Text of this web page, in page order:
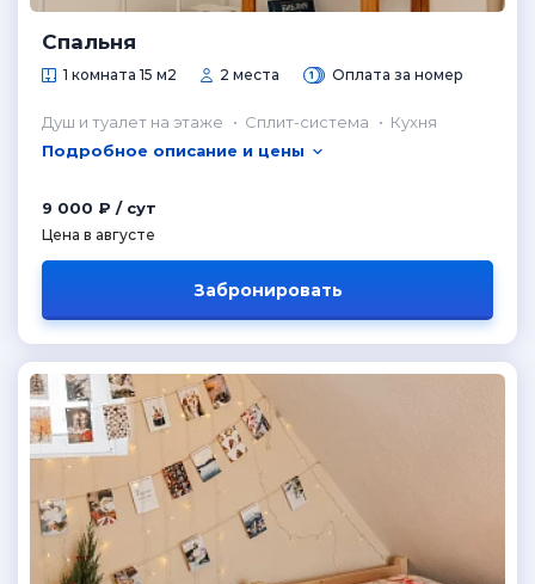
Спальня
1 комната 15 м2 2 места Оплата за номер
Душ и туалет на этаже Сплит-система
Кухня
Подробное описание и цены
9 000 ₽ / сут
Цена в августе
Забронировать